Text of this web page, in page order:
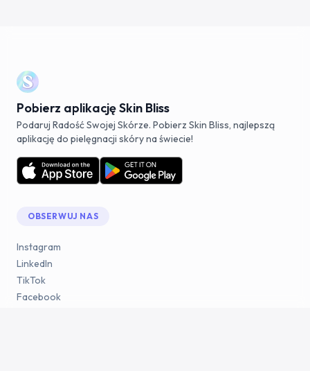
Pobierz aplikację Skin Bliss
Podaruj Radość Swojej Skórze. Pobierz Skin Bliss, najlepszą
aplikację do pielęgnacji skóry na świecie!
OBSERWUJ NAS
Instagram
LinkedIn
TikTok
Facebook